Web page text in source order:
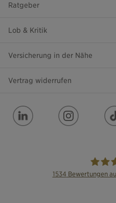
Ratgeber
Lob & Kritik
Versicherung in der Nähe
Vertrag widerrufen
1534 Bewertungen